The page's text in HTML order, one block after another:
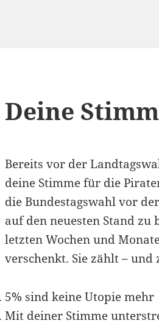
Deine
Bereits vor der
deine Stimme für die
die Bundestagswahl vor
auf den neuesten Stand
letzten Wochen und
verschenkt. Sie zählt –
5% sind keine Utopie mehr
Mit deiner Stimme